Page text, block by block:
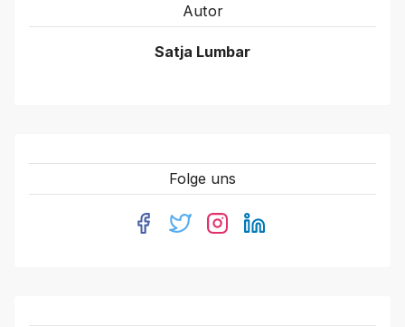
Autor
Satja Lumbar
Folge uns